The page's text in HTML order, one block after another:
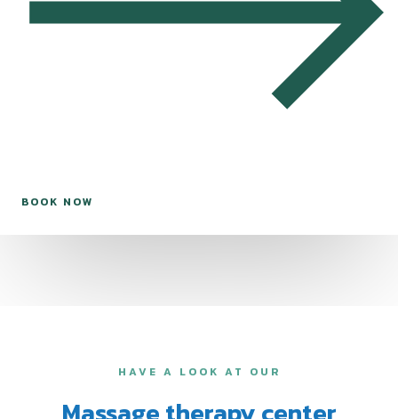
BOOK NOW
HAVE A LOOK AT OUR